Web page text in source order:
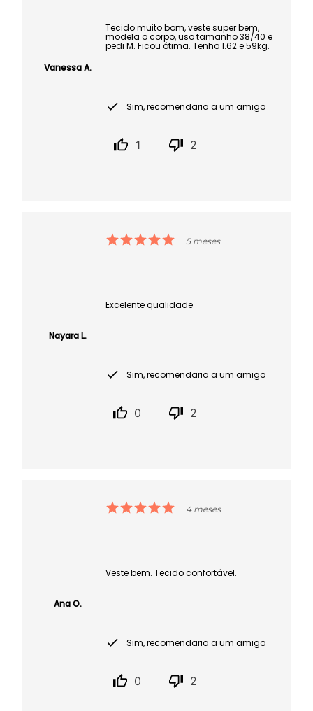
Vanessa A.
Tecido muito bom, veste super bem,
modela o corpo, uso tamanho 38/40 e
pedi M. Ficou ótima. Tenho 1.62 e 59kg.
Sim, recomendaria a um amigo
1 2
Nayara L.
5 meses
Excelente qualidade
Sim, recomendaria a um amigo
0 2
Ana O.
4 meses
Veste bem. Tecido confortável.
Sim, recomendaria a um amigo
0 2